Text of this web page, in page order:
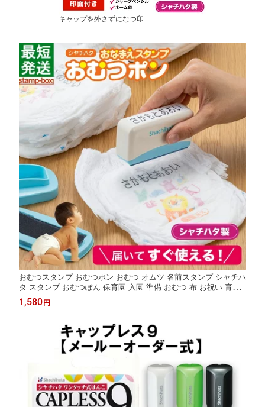
キャップを外さずになつ印
おむつスタンプ おむつポン おむつ オムツ 名前スタンプ シャチハ
タ スタンプ おむつぽん 保育園 入園 準備 おむつ 布 お祝い 育児
赤ちゃん ベビー なまえスタンプ お名前書き お名前スタンプ お名
前はんこ おむつハンコ 時短 介護 プレゼント ギフト【印面付き】
1,580 円